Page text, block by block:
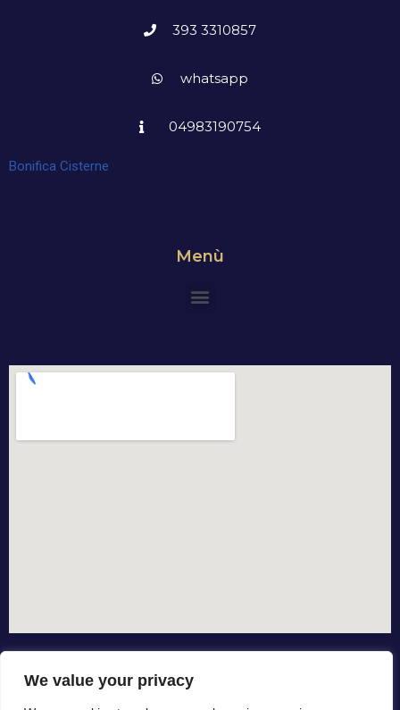
We value your privacy
393 3310857
whatsapp
04983190754
Bonifica Cisterne
Menù